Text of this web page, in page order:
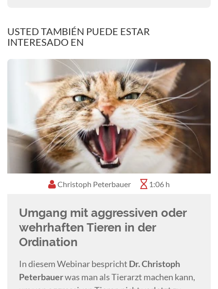
USTED TAMBIÉN PUEDE ESTAR
INTERESADO EN
Christoph Peterbauer 1:06 h
Umgang mit aggressiven oder
wehrhaften Tieren in der
Ordination
In diesem Webinar bespricht Dr. Christoph
Peterbauerwas man als Tierarzt machen kann,